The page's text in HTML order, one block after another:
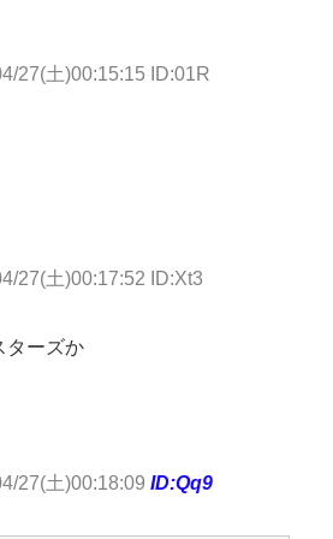
27(土)00:15:15 ID:01R
27(土)00:17:52 ID:Xt3
ターズか
27(土)00:18:09 ID:Qq9